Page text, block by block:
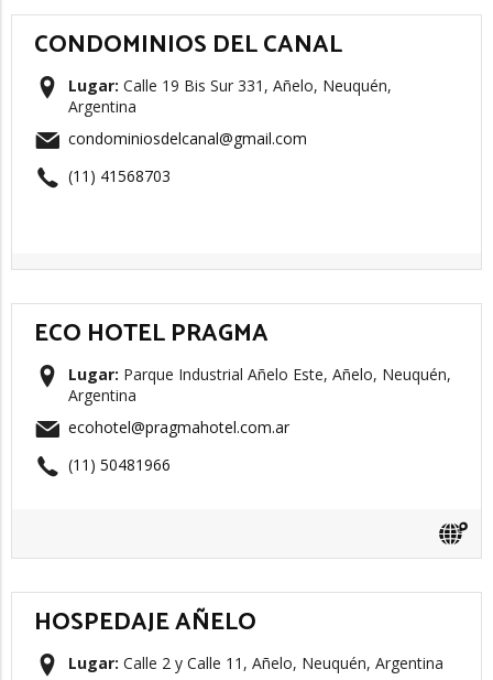
CONDOMINIOS DEL CANAL
Lugar: Calle 19 Bis Sur 331, Añelo, Neuquén,
Argentina
condominiosdelcanal@gmail.com
(11) 41568703
ECO HOTEL PRAGMA
Lugar: Parque Industrial Añelo Este, Añelo, Neuquén,
Argentina
ecohotel@pragmahotel.com.ar
(11) 50481966
HOSPEDAJE AÑELO
Lugar: Calle 2 y Calle 11, Añelo, Neuquén, Argentina